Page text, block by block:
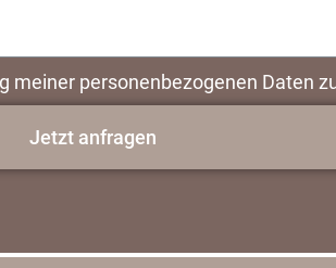
meiner personenbezogenen Daten
Jetzt anfragen